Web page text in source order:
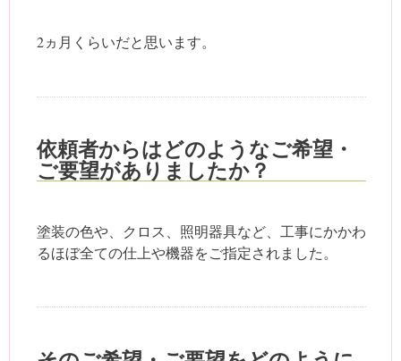
2ヵ月くらいだと思います。
依頼者からはどのようなご希望・
ご要望がありましたか？
塗装の色や、クロス、照明器具など、工事にかかわ
るほぼ全ての仕上や機器をご指定されました。